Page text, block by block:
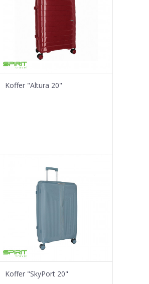
Koffer "Altura 20"
Koffer "SkyPort 20"